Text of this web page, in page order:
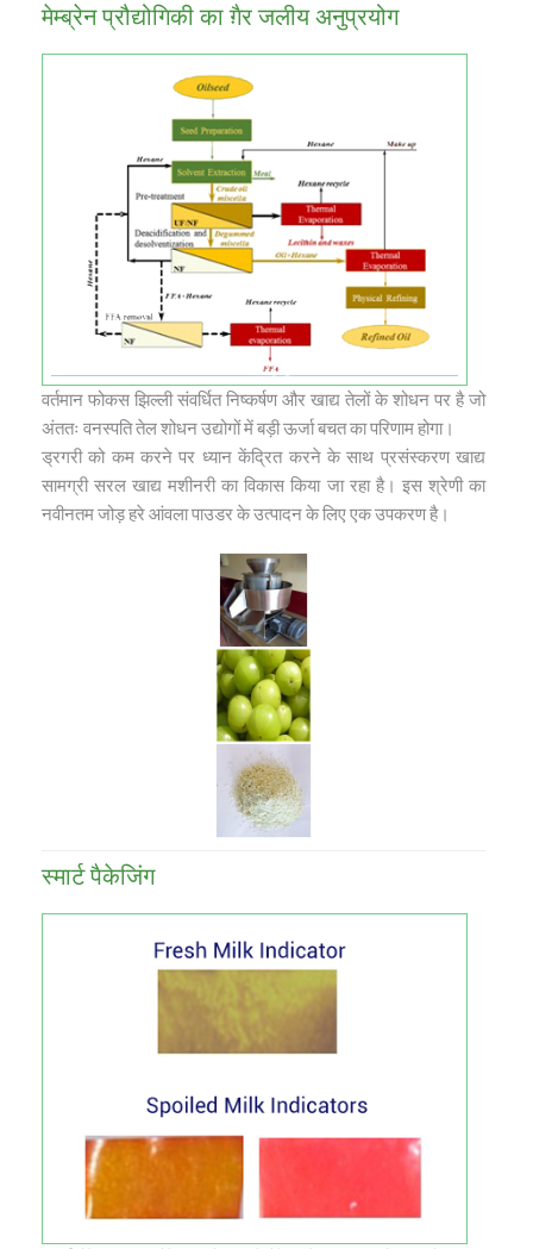
मारता है।
उच्च दबाव अनुप्रयोग खाद्य गुणवत्ता से संबंधित एंजाइमों (ऑक्सीडेस) की
स्थिरता सुनिश्चित करता है। इसके अलावा, उच्च दबाव केवल नॉन कोवेलेंट
बॉंन्‍ड (हाइड्रोजन, आयनिक, और हाइड्रोफोबिक बॉन्‍ड) को प्रभावित करता
है, और इससे स्वाद, रंग, या पोषण संबंधी सामग्री जैसे वांछनीय खाद्य गुणों से
जुड़े रासायनिक घटकों पर बहुत कम प्रभाव पड़ता है।
मेम्‍ब्रेन प्रौद्योगिकी का ग़ैर जलीय अनुप्रयोग
वर्तमान फोकस झिल्ली संवर्धित निष्कर्षण और खाद्य तेलों के शोधन पर है जो
अंततः वनस्पति तेल शोधन उद्योगों में बड़ी ऊर्जा बचत का परिणाम होगा।
ड्रगरी को कम करने पर ध्यान केंद्रित करने के साथ प्रसंस्करण खाद्य
सामग्री सरल खाद्य मशीनरी का विकास किया जा रहा है। इस श्रेणी का
नवीनतम जोड़ हरे आंवला पाउडर के उत्पादन के लिए एक उपकरण है।
स्‍मार्ट पैकेजिंग